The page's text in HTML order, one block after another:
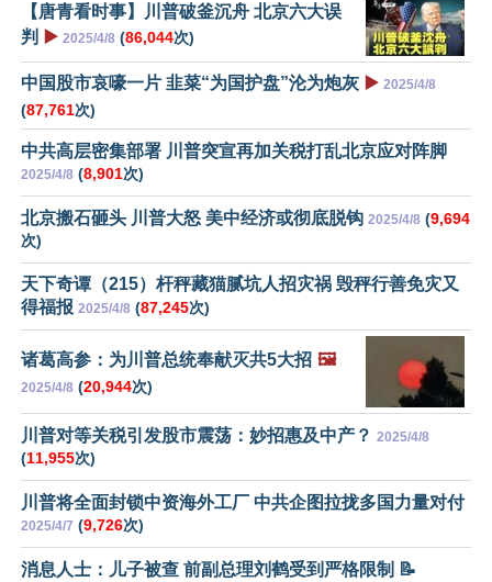
【唐青看时事】川普破釜沉舟 北京六大误
判
▶️ 2025/4/8 (86,044次)
中国股市哀嚎一片 韭菜“为国护盘”沦为炮灰 ▶️ 2025/4/8
(87,761次)
中共高层密集部署 川普突宣再加关税打乱北京应对阵脚
2025/4/8 (8,901次)
北京搬石砸头 川普大怒 美中经济或彻底脱钩 2025/4/8 (9,694
次)
天下奇谭（215）杆秤藏猫腻坑人招灾祸 毁秤行善免灾又
得福报 2025/4/8 (87,245次)
诸葛高参：为川普总统奉献灭共5大招 🖼️
2025/4/8 (20,944次)
川普对等关税引发股市震荡：妙招惠及中产？ 2025/4/8
(11,955次)
川普将全面封锁中资海外工厂 中共企图拉拢多国力量对付
2025/4/7 (9,726次)
消息人士：儿子被查 前副总理刘鹤受到严格限制 📝